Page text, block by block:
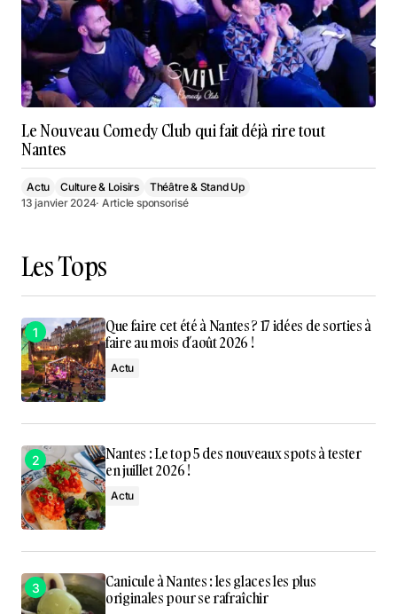
Le Nouveau Comedy Club qui fait déjà rire tout
Nantes
Actu Culture & Loisirs
Théâtre & Stand Up
13 janvier 2024· Article sponsorisé
Les Tops
Que faire cet été à Nantes ? 17 idées de sorties à
faire au mois d’août 2026 !
Actu
Nantes : Le top 5 des nouveaux spots à tester
en juillet 2026 !
Actu
Canicule à Nantes : les glaces les plus
originales pour se rafraîchir